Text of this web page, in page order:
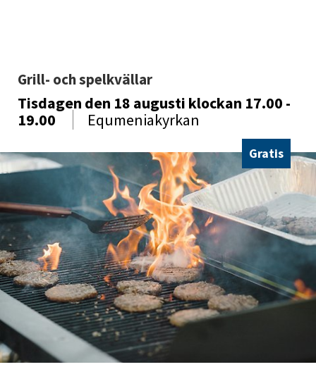
Grill- och spelkvällar
Tisdagen den 18 augusti klockan 17.00 -
19.00
Equmeniakyrkan
Gratis